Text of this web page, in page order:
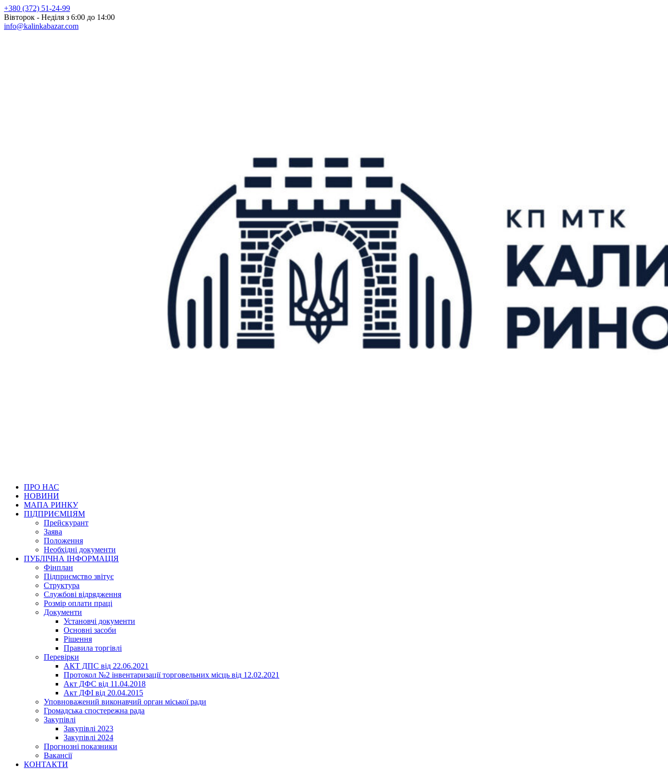
+380 (372) 51-24-99
Вівторок - Неділя з 6:00 до 14:00
info@kalinkabazar.com
ПРО НАС
НОВИНИ
МАПА РИНКУ
ПІДПРИЄМЦЯМ
Прейскурант
Заява
Положення
Необхідні документи
ПУБЛІЧНА ІНФОРМАЦІЯ
Фінплан
Підприємство звітує
Структура
Службові відрядження
Розмір оплати праці
Документи
Установчі документи
Основні засоби
Рішення
Правила торгівлі
Перевірки
АКТ ДПС від 22.06.2021
Протокол №2 інвентаризації торговельних місць від 12.02.2021
Акт ДФС від 11.04.2018
Акт ДФІ від 20.04.2015
Уповноважений виконавчий орган міської ради
Громадська спостережна рада
Закупівлі
Закупівлі 2023
Закупівлі 2024
Прогнозні показники
Вакансії
КОНТАКТИ